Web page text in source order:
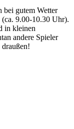
bei gutem Wetter
9.00-10.30 Uhr).
in kleinen
andere Spieler